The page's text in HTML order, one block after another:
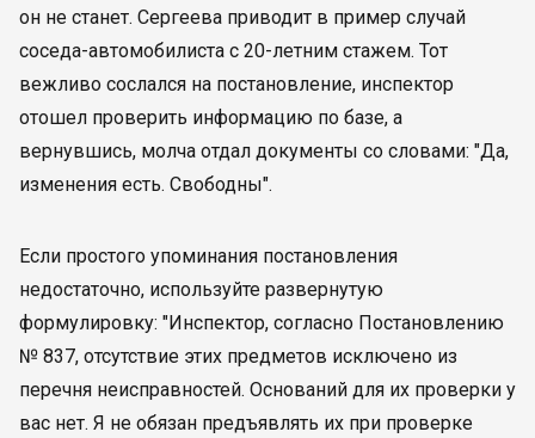
он не станет. Сергеева приводит в пример случай
соседа-автомобилиста с 20-летним стажем. Тот
вежливо сослался на постановление, инспектор
отошел проверить информацию по базе, а
вернувшись, молча отдал документы со словами: "Да,
изменения есть. Свободны".
Если простого упоминания постановления
недостаточно, используйте развернутую
формулировку: "Инспектор, согласно Постановлению
№ 837, отсутствие этих предметов исключено из
перечня неисправностей. Оснований для их проверки у
вас нет. Я не обязан предъявлять их при проверке